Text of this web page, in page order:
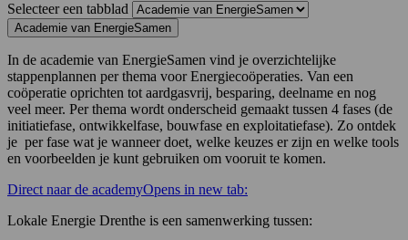
Selecteer een tabblad
Academie van EnergieSamen
In de academie van EnergieSamen vind je overzichtelijke
stappenplannen per thema voor Energiecoöperaties. Van een
coöperatie oprichten tot aardgasvrij, besparing, deelname en nog
veel meer. Per thema wordt onderscheid gemaakt tussen 4 fases (de
initiatiefase, ontwikkelfase, bouwfase en exploitatiefase). Zo ontdek
je per fase wat je wanneer doet, welke keuzes er zijn en welke tools
en voorbeelden je kunt gebruiken om vooruit te komen.
Direct naar de academyOpens in new tab:
Lokale Energie Drenthe is een samenwerking tussen: